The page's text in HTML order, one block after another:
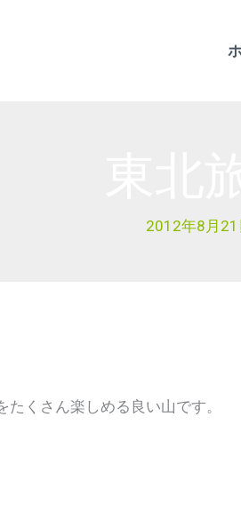
2012年8月21
くさん楽しめる良い山です。